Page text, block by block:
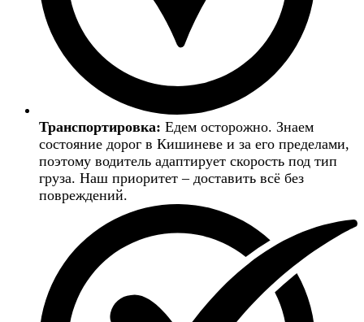
Транспортировка: Едем осторожно. Знаем
состояние дорог в Кишиневе и за его пределами,
поэтому водитель адаптирует скорость под тип
груза. Наш приоритет – доставить всё без
повреждений.